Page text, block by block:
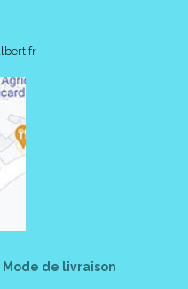
Mode de livraison